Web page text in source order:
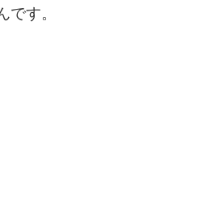
す。